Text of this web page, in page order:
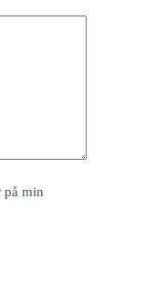
på min